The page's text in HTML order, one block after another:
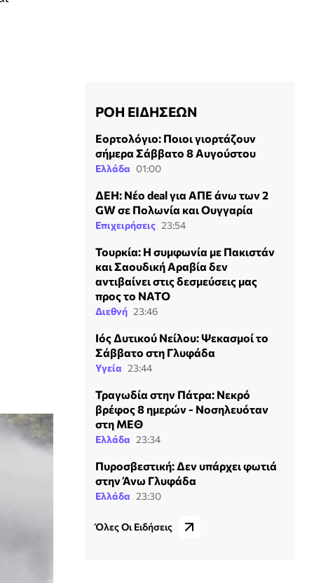
ΡΟΗ ΕΙΔΗΣΕΩΝ
Εορτολόγιο: Ποιοι γιορτάζουν
σήμερα Σάββατο 8 Αυγούστου
Ελλάδα 01:00
ΔΕΗ: Νέο deal για ΑΠΕ άνω των 2
GW σε Πολωνία και Ουγγαρία
Επιχειρήσεις 23:54
Τουρκία: Η συμφωνία με Πακιστάν
και Σαουδική Αραβία δεν
αντιβαίνει στις δεσμεύσεις μας
προς το ΝΑΤΟ
Διεθνή 23:46
Ιός Δυτικού Νείλου: Ψεκασμοί το
Σάββατο στη Γλυφάδα
Υγεία 23:44
Τραγωδία στην Πάτρα: Νεκρό
βρέφος 8 ημερών - Νοσηλευόταν
στη ΜΕΘ
Ελλάδα 23:34
Πυροσβεστική: Δεν υπάρχει φωτιά
στην Άνω Γλυφάδα
Ελλάδα 23:30
Όλες Οι Ειδήσεις